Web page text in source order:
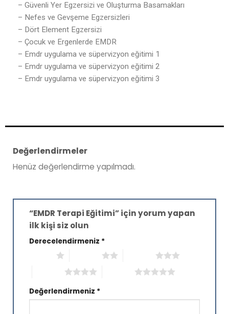
– Güvenli Yer Egzersizi ve Oluşturma Basamakları
– Nefes ve Gevşeme Egzersizleri
– Dört Element Egzersizi
– Çocuk ve Ergenlerde EMDR
– Emdr uygulama ve süpervizyon eğitimi 1
– Emdr uygulama ve süpervizyon eğitimi 2
– Emdr uygulama ve süpervizyon eğitimi 3
Değerlendirmeler
Henüz değerlendirme yapılmadı.
“EMDR Terapi Eğitimi” için yorum yapan
ilk kişi siz olun
Derecelendirmeniz *
Değerlendirmeniz *